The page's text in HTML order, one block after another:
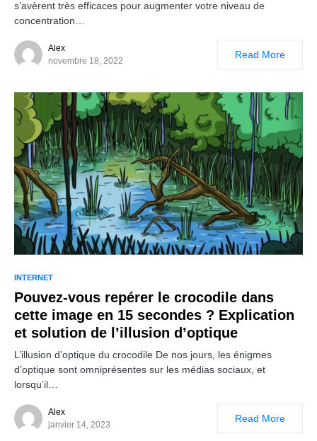
s’avèrent très efficaces pour augmenter votre niveau de
concentration…
Alex
novembre 18, 2022
Read More
INTERNET
Pouvez-vous repérer le crocodile dans
cette image en 15 secondes ? Explication
et solution de l’illusion d’optique
L’illusion d’optique du crocodile De nos jours, les énigmes
d’optique sont omniprésentes sur les médias sociaux, et
lorsqu’il…
Alex
janvier 14, 2023
Read More